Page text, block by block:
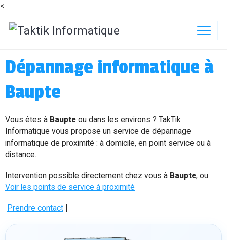
<
Dépannage informatique à
Baupte
Vous êtes à Baupte ou dans les environs ? TakTik
Informatique vous propose un service de dépannage
informatique de proximité : à domicile, en point service ou à
distance.
Intervention possible directement chez vous à Baupte, ou
Voir les points de service à proximité
Prendre contact |